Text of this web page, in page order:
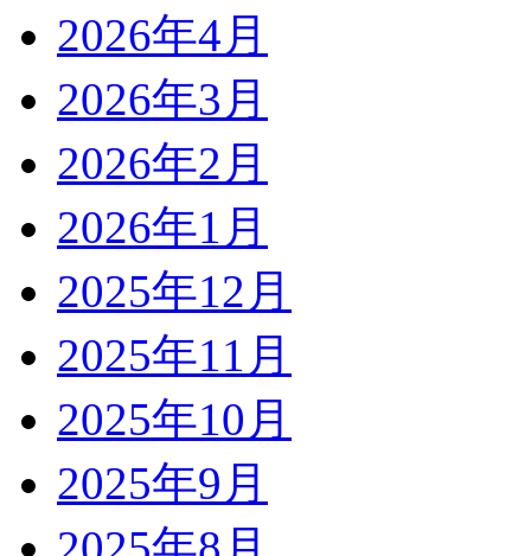
2026年4月
2026年3月
2026年2月
2026年1月
2025年12月
2025年11月
2025年10月
2025年9月